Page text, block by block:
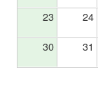
23 24
30 31